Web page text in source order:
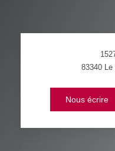
83340 Le
Nous écrire